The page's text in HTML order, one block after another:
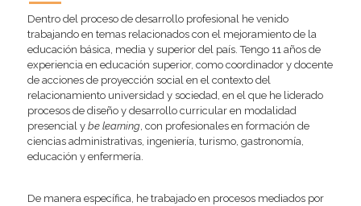
Dentro del proceso de desarrollo profesional he venido
trabajando en temas relacionados con el mejoramiento de la
educación básica, media y superior del país. Tengo 11 años de
experiencia en educación superior, como coordinador y docente
de acciones de proyección social en el contexto del
relacionamiento universidad y sociedad, en el que he liderado
procesos de diseño y desarrollo curricular en modalidad
presencial y be learning, con profesionales en formación de
ciencias administrativas, ingeniería, turismo, gastronomía,
educación y enfermería.
De manera específica, he trabajado en procesos mediados por